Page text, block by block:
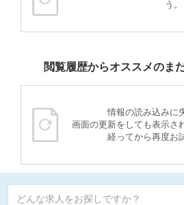
う。
閲覧履歴からオススメのま
情報の読み込みに
画面の更新をしても表示さ
経ってから再度お
どんな求人をお探しですか？